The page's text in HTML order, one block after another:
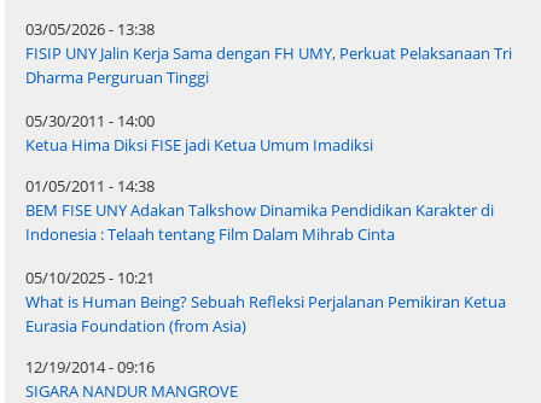
03/05/2026 - 13:38
FISIP UNY Jalin Kerja Sama dengan FH UMY, Perkuat Pelaksanaan Tri
Dharma Perguruan Tinggi
05/30/2011 - 14:00
Ketua Hima Diksi FISE jadi Ketua Umum Imadiksi
01/05/2011 - 14:38
BEM FISE UNY Adakan Talkshow Dinamika Pendidikan Karakter di
Indonesia : Telaah tentang Film Dalam Mihrab Cinta
05/10/2025 - 10:21
What is Human Being? Sebuah Refleksi Perjalanan Pemikiran Ketua
Eurasia Foundation (from Asia)
12/19/2014 - 09:16
SIGARA NANDUR MANGROVE